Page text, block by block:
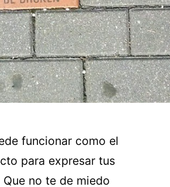
funcionar como el
para expresar tus
no te de miedo